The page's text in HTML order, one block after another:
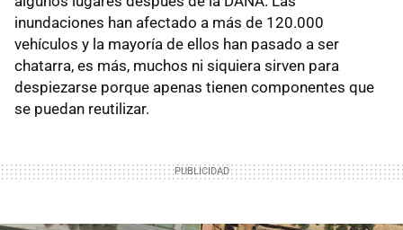
inundaciones han afectado a más de 120.000
vehículos y la mayoría de ellos han pasado a ser
chatarra, es más, muchos ni siquiera sirven para
despiezarse porque apenas tienen componentes que
se puedan reutilizar.